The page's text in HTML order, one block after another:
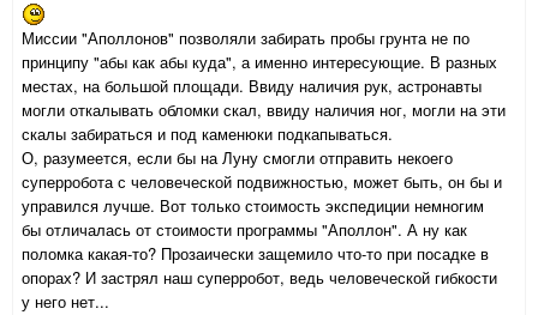
Миссии "Аполлонов" позволяли забирать пробы грунта не по
принципу "абы как абы куда", а именно интересующие. В разных
местах, на большой площади. Ввиду наличия рук, астронавты
могли откалывать обломки скал, ввиду наличия ног, могли на эти
скалы забираться и под каменюки подкапываться.
О, разумеется, если бы на Луну смогли отправить некоего
суперробота с человеческой подвижностью, может быть, он бы и
управился лучше. Вот только стоимость экспедиции немногим
бы отличалась от стоимости программы "Аполлон". А ну как
поломка какая-то? Прозаически защемило что-то при посадке в
опорах? И застрял наш суперробот, ведь человеческой гибкости
у него нет...